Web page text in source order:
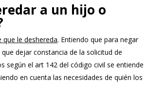
a un hijo o
le deshereda. Entiendo que para negar
dejar constancia de la solicitud de
según el art 142 del código civil se entiende
en cuenta las necesidades de quién los